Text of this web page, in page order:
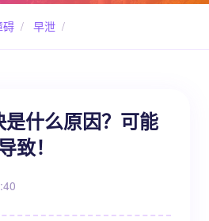
碍 / 早泄 /
什么原因？可能
致！